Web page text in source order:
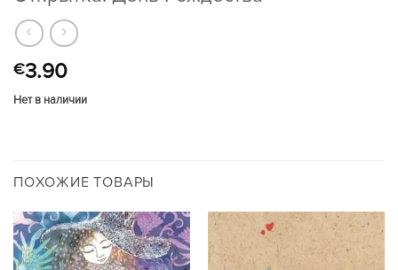
€3.90
Нет в наличии
ПОХОЖИЕ ТОВАРЫ